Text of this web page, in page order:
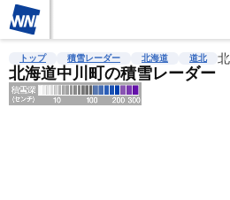
雨雲レーダー 台風情報 地震情報
トップ 積雪レーダー 北海道 道北
北海道中川町の積雪レーダー